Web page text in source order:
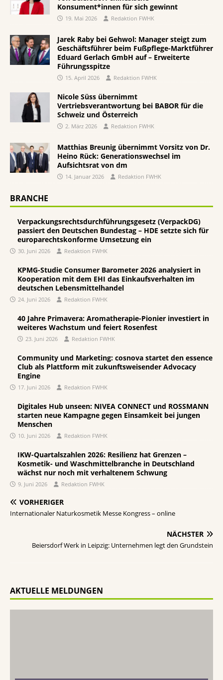
Konsument*innen für sich gewinnt
19. Mai 2026 Redaktion FWHK
Jarek Raby bei Gehwol: Manager steigt zum
Geschäftsführer beim Fußpflege-Marktführer
Eduard Gerlach GmbH auf – Erweiterte
Führungsspitze
15. April 2026 Redaktion FWHK
Nicole Süss übernimmt
Vertriebsverantwortung bei BABOR für die
Schweiz und Österreich
2. März 2026 Redaktion FWHK
Matthias Breunig übernimmt Vorsitz von Dr.
Heino Rück: Generationswechsel im
Aufsichtsrat von dm
14. Januar 2026 Redaktion FWHK
BRANCHE
Verpackungsrechtsdurchführungsgesetz (VerpackDG)
passiert den Deutschen Bundestag – HDE setzte sich für
europarechtskonforme Umsetzung ein
30. Juni 2026 Redaktion FWHK
KPMG-Studie Consumer Barometer 2026 analysiert in
Kooperation mit dem EHI das Einkaufsverhalten im
deutschen Lebensmittelhandel
24. Juni 2026 Redaktion FWHK
40 Jahre Primavera: Aromatherapie-Pionier investiert in
weiteres Wachstum und feiert Rosenfest
23. Juni 2026 Redaktion FWHK
Community und Marketing: cosnova startet den essence
Club als Plattform mit zukunftsweisender Advocacy
Engine
17. Juni 2026 Redaktion FWHK
Digitales Hub unseen: NIVEA CONNECT und ROSSMANN
starten neue Kampagne gegen Einsamkeit bei jungen
Menschen
10. Juni 2026 Redaktion FWHK
IKW-Quartalszahlen 2026: Resilienz hat Grenzen –
Kosmetik- und Waschmittelbranche in Deutschland
wächst nur noch mit verhaltenem Schwung
9. Juni 2026 Redaktion FWHK
VORHERIGER
Internationaler Naturkosmetik Messe Kongress – online
NÄCHSTER
Beiersdorf Werk in Leipzig: Unternehmen legt den Grundstein
AKTUELLE MELDUNGEN